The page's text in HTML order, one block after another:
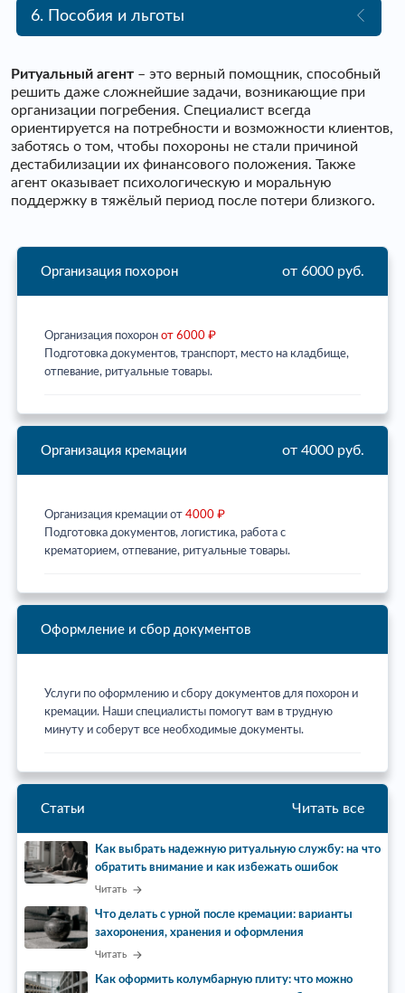
6. Пособия и льготы
Ритуальный агент – это верный помощник, способный
решить даже сложнейшие задачи, возникающие при
организации погребения. Специалист всегда
ориентируется на потребности и возможности клиентов,
заботясь о том, чтобы похороны не стали причиной
дестабилизации их финансового положения. Также
агент оказывает психологическую и моральную
поддержку в тяжёлый период после потери близкого.
Организация похорон от 6000 руб.
Организация похорон от 6000 ₽
Подготовка документов, транспорт, место на кладбище,
отпевание, ритуальные товары.
Организация кремации от 4000 руб.
Организация кремации от 4000 ₽
Подготовка документов, логистика, работа с
крематорием, отпевание, ритуальные товары.
Оформление и сбор документов
Услуги по оформлению и сбору документов для похорон и
кремации. Наши специалисты помогут вам в трудную
минуту и соберут все необходимые документы.
Статьи Читать все
Как выбрать надежную ритуальную службу: на что
обратить внимание и как избежать ошибок
Читать
Что делать с урной после кремации: варианты
захоронения, хранения и оформления
Читать
Как оформить колумбарную плиту: что можно